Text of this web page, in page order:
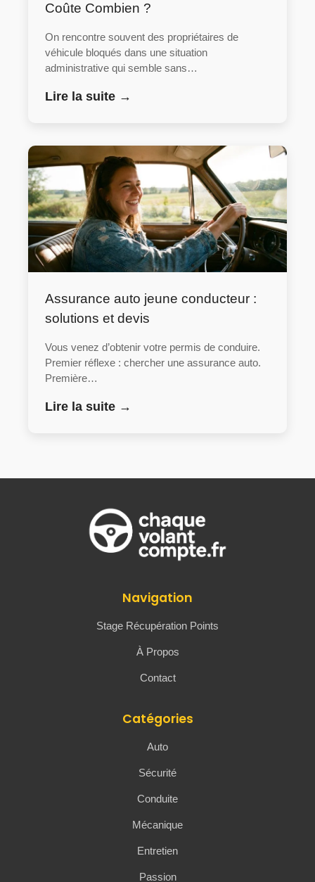
Coûte Combien ?
On rencontre souvent des propriétaires de
véhicule bloqués dans une situation
administrative qui semble sans…
Lire la suite →
Assurance auto jeune conducteur :
solutions et devis
Vous venez d’obtenir votre permis de conduire.
Premier réflexe : chercher une assurance auto.
Première…
Lire la suite →
Navigation
Stage Récupération Points
À Propos
Contact
Catégories
Auto
Sécurité
Conduite
Mécanique
Entretien
Passion